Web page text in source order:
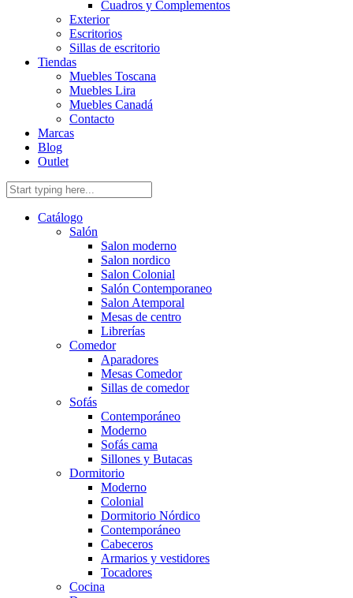
Cuadros y Complementos
Exterior
Escritorios
Sillas de escritorio
Tiendas
Muebles Toscana
Muebles Lira
Muebles Canadá
Contacto
Marcas
Blog
Outlet
Catálogo
Salón
Salon moderno
Salon nordico
Salon Colonial
Salón Contemporaneo
Salon Atemporal
Mesas de centro
Librerías
Comedor
Aparadores
Mesas Comedor
Sillas de comedor
Sofás
Contemporáneo
Moderno
Sofás cama
Sillones y Butacas
Dormitorio
Moderno
Colonial
Dormitorio Nórdico
Contemporáneo
Cabeceros
Armarios y vestidores
Tocadores
Cocina